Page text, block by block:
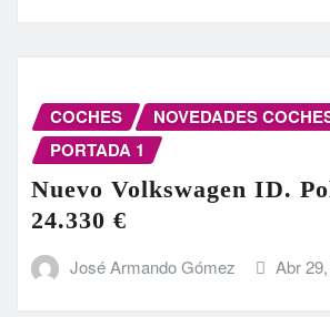
COCHES
NOVEDADES
PORTADA 1
Nuevo Volkswagen ID.
24.330 €
José Armando Gómez Abr